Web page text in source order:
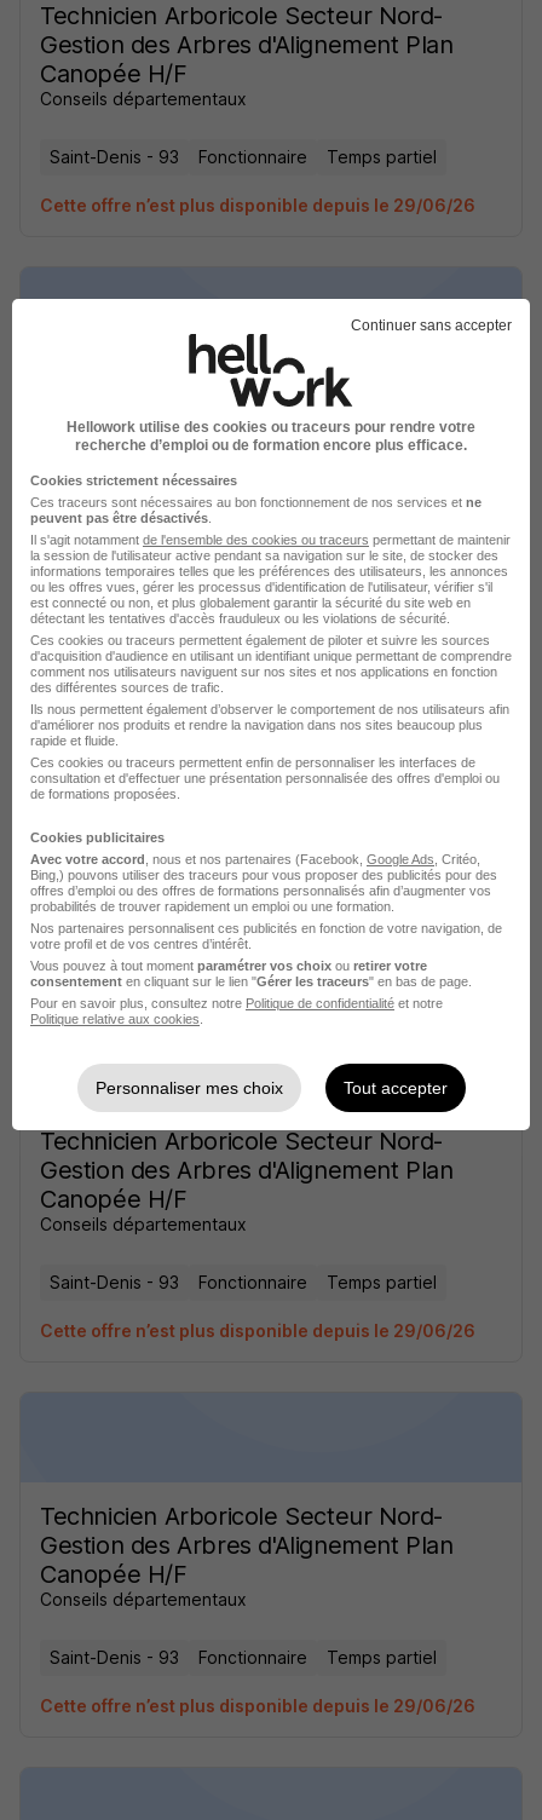
Technicien Arboricole Secteur Nord-
Gestion des Arbres d'Alignement Plan
Canopée H/F
Conseils départementaux
Saint-Denis - 93 Fonctionnaire Temps partiel
Cette offre n’est plus disponible depuis le 29/06/26
Technicien Arboricole Secteur Nord-
Gestion des Arbres d'Alignement Plan
Canopée H/F
Conseils départementaux
Saint-Denis - 93 Fonctionnaire Temps partiel
Cette offre n’est plus disponible depuis le 29/06/26
Technicien Arboricole Secteur Nord-
Gestion des Arbres d'Alignement Plan
Conseils départementaux
Saint-Denis - 93 Fonctionnaire Temps partiel
Cette offre n’est plus disponible depuis le 29/06/26
Technicien Arboricole Secteur Nord-
Gestion des Arbres d'Alignement Plan
Canopée H/F
Conseils départementaux
Saint-Denis - 93 Fonctionnaire Temps partiel
Cette offre n’est plus disponible depuis le 29/06/26
Technicien Arboricole Secteur Nord-
Gestion des Arbres d'Alignement Plan
Canopée H/F
Conseils départementaux
Saint-Denis - 93 Fonctionnaire Temps partiel
Cette offre n’est plus disponible depuis le 29/06/26
Continuer sans accepter
Hellowork utilise des cookies ou traceurs pour rendre votre
recherche d’emploi ou de formation encore plus efficace.
Cookies strictement nécessaires
Ces traceurs sont nécessaires au bon fonctionnement de nos services et ne
peuvent pas être désactivés
Il s'agit notamment de l'ensemble des cookies ou traceurs permettant de maintenir
la session de l'utilisateur active pendant sa navigation sur le site, de stocker des
informations temporaires telles que les préférences des utilisateurs, les annonces
ou les offres vues, gérer les processus d'identification de l'utilisateur, vérifier s'il
est connecté ou non, et plus globalement garantir la sécurité du site web en
détectant les tentatives d'accès frauduleux ou les violations de sécurité.
Ces cookies ou traceurs permettent également de piloter et suivre les sources
d'acquisition d'audience en utilisant un identifiant unique permettant de comprendre
comment nos utilisateurs naviguent sur nos sites et nos applications en fonction
des différentes sources de trafic.
Ils nous permettent également d’observer le comportement de nos utilisateurs afin
d'améliorer nos produits et rendre la navigation dans nos sites beaucoup plus
rapide et fluide.
Ces cookies ou traceurs permettent enfin de personnaliser les interfaces de
consultation et d'effectuer une présentation personnalisée des offres d'emploi ou
de formations proposées.
Cookies publicitaires
Avec votre accord , nous et nos partenaires (Facebook, Google Ads , Critéo,
Bing,) pouvons utiliser des traceurs pour vous proposer des publicités pour des
offres d’emploi ou des offres de formations personnalisés afin d’augmenter vos
probabilités de trouver rapidement un emploi ou une formation.
Nos partenaires personnalisent ces publicités en fonction de votre navigation, de
votre profil et de vos centres d’intérêt.
Vous pouvez à tout moment paramétrer vos choix ou retirer votre
consentement en cliquant sur le lien "Gérer les traceurs" en bas de page.
Pour en savoir plus, consultez notre Politique de confidentialité et notre
Politique relative aux cookies
Personnaliser mes choix Tout accepter